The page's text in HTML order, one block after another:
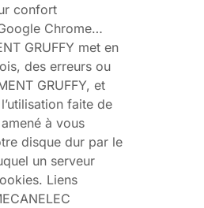
confort
Chrome…
GRUFFY met en
des erreurs ou
GRUFFY, et
faite de
à vous
disque dur par le
un serveur
Liens